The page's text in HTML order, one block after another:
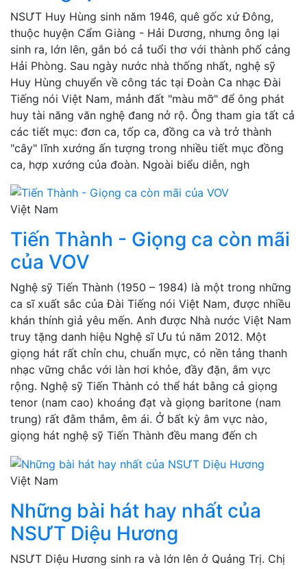
NSƯT Huy Hùng sinh năm 1946, quê gốc xứ Đông,
thuộc huyện Cẩm Giàng - Hải Dương, nhưng ông lại
sinh ra, lớn lên, gắn bó cả tuổi thơ với thành phố cảng
Hải Phòng. Sau ngày nước nhà thống nhất, nghệ sỹ
Huy Hùng chuyển về công tác tại Đoàn Ca nhạc Đài
Tiếng nói Việt Nam, mảnh đất "màu mỡ" để ông phát
huy tài năng văn nghệ đang nở rộ. Ông tham gia tất cả
các tiết mục: đơn ca, tốp ca, đồng ca và trở thành
"cây" lĩnh xướng ấn tượng trong nhiều tiết mục đồng
ca, hợp xướng của đoàn. Ngoài biểu diễn, ngh
Việt Nam
Tiến Thành - Giọng ca còn mãi
của VOV
Nghệ sỹ Tiến Thành (1950 – 1984) là một trong những
ca sĩ xuất sắc của Đài Tiếng nói Việt Nam, được nhiều
khán thính giả yêu mến. Anh được Nhà nước Việt Nam
truy tặng danh hiệu Nghệ sĩ Ưu tú năm 2012. Một
giọng hát rất chỉn chu, chuẩn mực, có nền tảng thanh
nhạc vững chắc với làn hơi khỏe, đầy đặn, âm vực
rộng. Nghệ sỹ Tiến Thành có thể hát bằng cả giọng
tenor (nam cao) khoáng đạt và giọng baritone (nam
trung) rất đằm thắm, êm ái. Ở bất kỳ âm vực nào,
giọng hát nghệ sỹ Tiến Thành đều mang đến ch
Việt Nam
Những bài hát hay nhất của
NSƯT Diệu Hương
NSƯT Diệu Hương sinh ra và lớn lên ở Quảng Trị. Chị